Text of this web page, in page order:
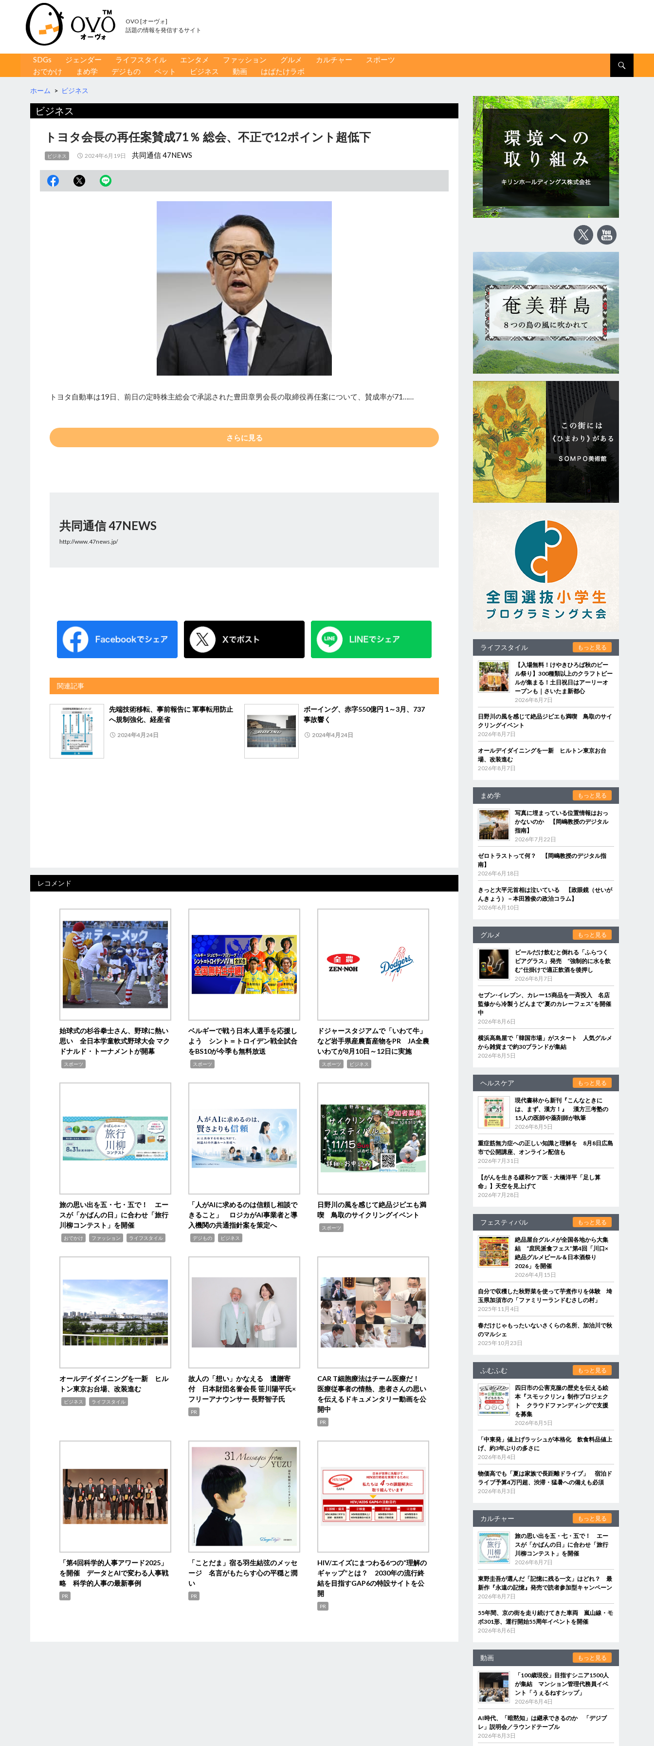
OVO [オーヴォ]
話題の情報を発信するサイト
コンテンツへ移動
SDGs ジェンダー ライフスタイル エンタメ ファッション グルメ カルチャー
スポーツ
おでかけ
まめ学 デジもの ペット ビジネス 動画 はばたけラボ
ホーム > ビジネス
ビジネス
トヨタ会長の再任案賛成71％ 総会、不正で12ポイント超低下
ビジネス 2024年6月19日 共同通信 47NEWS
トヨタ自動車は19日、前日の定時株主総会で承認された豊田章男会長の取締役再任案について、賛成率が71……
さらに見る
共同通信 47NEWS
http://www.47news.jp/
関連記事
先端技術移転、事前報告に 軍事転用防止
へ規制強化、経産省
2024年4月24日
ボーイング、赤字550億円 1～3月、737
事故響く
2024年4月24日
レコメンド
始球式の杉谷拳士さん、野球に熱い
思い 全日本学童軟式野球大会 マク
ドナルド・トーナメントが開幕
スポーツ
ベルギーで戦う日本人選手を応援し
よう シント＝トロイデン戦全試合
をBS10が今季も無料放送
スポーツ
ドジャースタジアムで「いわて牛」
など岩手県産農畜産物をPR JA全農
いわてが8月10日～12日に実施
スポーツ ビジネス
旅の思い出を五・七・五で！ エー
スが「かばんの日」に合わせ「旅行
川柳コンテスト」を開催
おでかけ ファッション ライフスタイル
「人がAIに求めるのは信頼し相談で
きること」 ロジカがAI事業者と導
入機関の共通指針案を策定へ
デジもの ビジネス
日野川の風を感じて絶品ジビエも満
喫 鳥取のサイクリングイベント
スポーツ
オールデイダイニングを一新 ヒル
トン東京お台場、改装進む
ビジネス ライフスタイル
故人の「想い」かなえる 遺贈寄
付 日本財団名誉会長 笹川陽平氏×
フリーアナウンサー 長野智子氏
PR
CAR T細胞療法はチーム医療だ！
医療従事者の情熱、患者さんの思い
を伝えるドキュメンタリー動画を公
開中
PR
「第4回科学的人事アワード2025」
を開催 データとAIで変わる人事戦
略 科学的人事の最新事例
PR
「ことだま」宿る羽生結弦のメッセ
ージ 名言がもたらす心の平穏と潤
い
PR
HIV/エイズにまつわる6つの“理解の
ギャップ”とは？ 2030年の流行終
結を目指すGAP6の特設サイトを公
開
PR
ライフスタイル もっと見る
【入場無料！けやきひろば秋のビー
ル祭り】300種類以上のクラフトビー
ルが集まる！土日祝日はアーリーオ
ープンも｜さいたま新都心
2026年8月7日
日野川の風を感じて絶品ジビエも満喫 鳥取のサイ
クリングイベント
2026年8月7日
オールデイダイニングを一新 ヒルトン東京お台
場、改装進む
2026年8月7日
まめ学 もっと見る
写真に埋まっている位置情報はおっ
かないのか 【岡嶋教授のデジタル
指南】
2026年7月22日
ゼロトラストって何？ 【岡嶋教授のデジタル指
南】
2026年6月18日
きっと大平元首相は泣いている 【政眼鏡（せいが
んきょう）－本田雅俊の政治コラム】
2026年6月10日
グルメ もっと見る
ビールだけ飲むと倒れる「ふらつく
ビアグラス」発売 “強制的に水を飲
む”仕掛けで適正飲酒を後押し
2026年8月7日
セブン‐イレブン、カレー15商品を一斉投入 名店
監修から冷製うどんまで“夏のカレーフェス”を開催
中
2026年8月6日
横浜高島屋で「韓国市場」がスタート 人気グルメ
から雑貨まで約30ブランドが集結
2026年8月5日
ヘルスケア もっと見る
現代書林から新刊『こんなときに
は、まず、漢方！』 漢方三考塾の
15人の医師や薬剤師が執筆
2026年8月5日
重症筋無力症への正しい知識と理解を 8月8日広島
市で公開講座、オンライン配信も
2026年7月31日
【がんを生きる緩和ケア医・大橋洋平「足し算
命」】天空を見上げて
2026年7月28日
フェスティバル もっと見る
絶品屋台グルメが全国各地から大集
結 “庶民派食フェス”第4回「川口×
絶品グルメビール＆日本酒祭り
2026」を開催
2026年4月15日
自分で収穫した秋野菜を使って芋煮作りを体験 埼
玉県加須市の「ファミリーランドむさしの村」
2025年11月4日
春だけじゃもったいないさくらの名所、加治川で秋
のマルシェ
2025年10月23日
ふむふむ もっと見る
四日市の公害克服の歴史を伝える絵
本『スモックリン』制作プロジェク
ト クラウドファンディングで支援
を募集
2026年8月5日
「中東発」値上げラッシュが本格化 飲食料品値上
げ、約3年ぶりの多さに
2026年8月4日
物価高でも「夏は家族で長距離ドライブ」 宿泊ド
ライブ予算4万円超、渋滞・猛暑への備えも必須
2026年8月3日
カルチャー もっと見る
旅の思い出を五・七・五で！ エー
スが「かばんの日」に合わせ「旅行
川柳コンテスト」を開催
2026年8月7日
東野圭吾が選んだ「記憶に残る一文」はどれ？ 最
新作『永遠の記憶』発売で読者参加型キャンペーン
2026年8月7日
55年間、京の街を走り続けてきた車両 嵐山線・モ
ボ301形、運行開始55周年イベントを開催
2026年8月6日
動画 もっと見る
「100歳現役」目指すシニア1500人
が集結 マンション管理代務員イベ
ント「うぇるねすシップ」
2026年8月4日
AI時代、「暗黙知」は継承できるのか 「デジブ
レ」説明会／ラウンドテーブル
2026年8月3日